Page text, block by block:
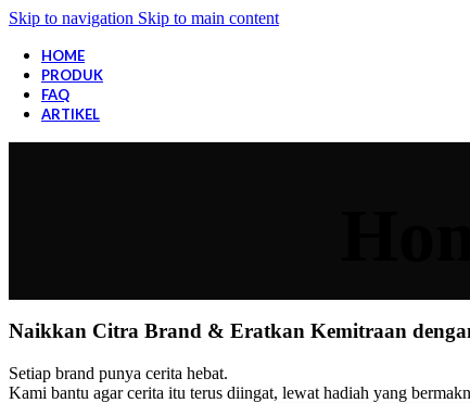
Skip to navigation Skip to main content
HOME
PRODUK
FAQ
ARTIKEL
Naikkan Citra Brand & Eratkan Kemitraan
Setiap brand punya cerita hebat.
Kami bantu agar cerita itu terus diingat, lewat hadiah yang